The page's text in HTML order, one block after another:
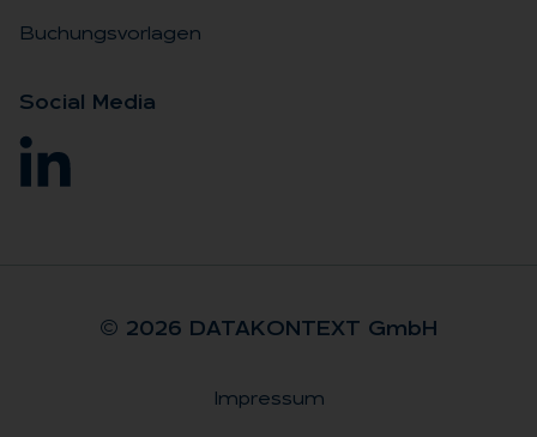
Buchungsvorlagen
So­ci­al Me­dia
© 2026 DA­TA­KON­TEXT GmbH
Impressum